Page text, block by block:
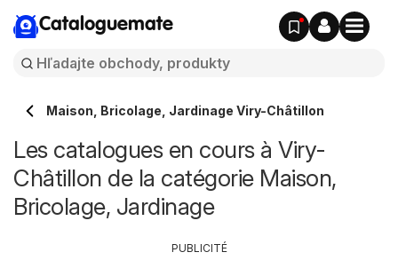
Cataloguemate
Maison, Bricolage, Jardinage Viry-Châtillon
Les catalogues en cours à Viry-
Châtillon de la catégorie Maison,
Bricolage, Jardinage
PUBLICITÉ